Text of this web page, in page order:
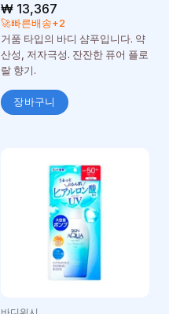
₩13,367
🚀빠른배송+2
거품 타입의 바디 샴푸입니다. 약
산성, 저자극성. 잔잔한 퓨어 플로
랄 향기.
장바구니